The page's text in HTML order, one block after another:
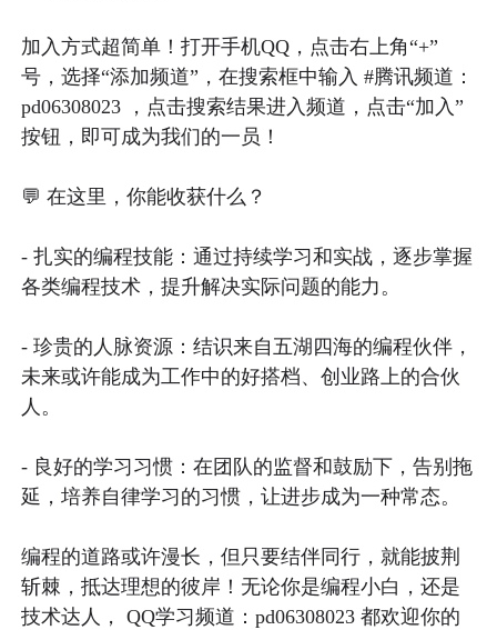
加入方式超简单！打开手机QQ，点击右上角“+”
号，选择“添加频道”，在搜索框中输入 #腾讯频道：
pd06308023 ，点击搜索结果进入频道，点击“加入”
按钮，即可成为我们的一员！
💬 在这里，你能收获什么？
- 扎实的编程技能：通过持续学习和实战，逐步掌握
各类编程技术，提升解决实际问题的能力。
- 珍贵的人脉资源：结识来自五湖四海的编程伙伴，
未来或许能成为工作中的好搭档、创业路上的合伙
人。
- 良好的学习习惯：在团队的监督和鼓励下，告别拖
延，培养自律学习的习惯，让进步成为一种常态。
编程的道路或许漫长，但只要结伴同行，就能披荆
斩棘，抵达理想的彼岸！无论你是编程小白，还是
技术达人， QQ学习频道：pd06308023 都欢迎你的